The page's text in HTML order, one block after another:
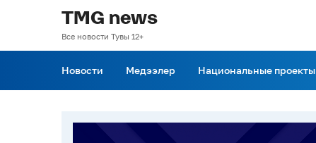
TMG news
Все новости Тувы 12+
Новости Медээлер Национальные проекты